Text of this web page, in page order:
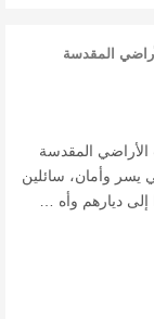
الأراضي المقدسة
ودعت الأراضي المقدسة
يسر وأمان، سائلين
إلى ديارهم وأه …